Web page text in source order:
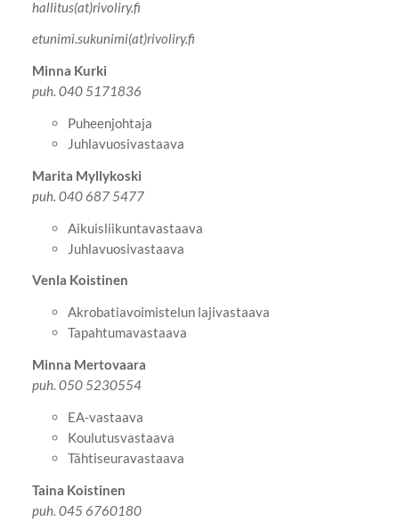
hallitus(at)rivoliry.fi
etunimi.sukunimi(at)rivoliry.fi
Minna Kurki
puh. 040 5171836
Puheenjohtaja
Juhlavuosivastaava
Marita Myllykoski
puh. 040 687 5477
Aikuisliikuntavastaava
Juhlavuosivastaava
Venla Koistinen
Akrobatiavoimistelun lajivastaava
Tapahtumavastaava
Minna Mertovaara
puh. 050 5230554
EA-vastaava
Koulutusvastaava
Tähtiseuravastaava
Taina Koistinen
puh. 045 6760180